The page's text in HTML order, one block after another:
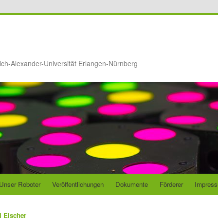
Alexander-Universität Erlangen-Nürnberg
Unser Roboter Veröffentlichungen Dokumente Förderer
Eischer